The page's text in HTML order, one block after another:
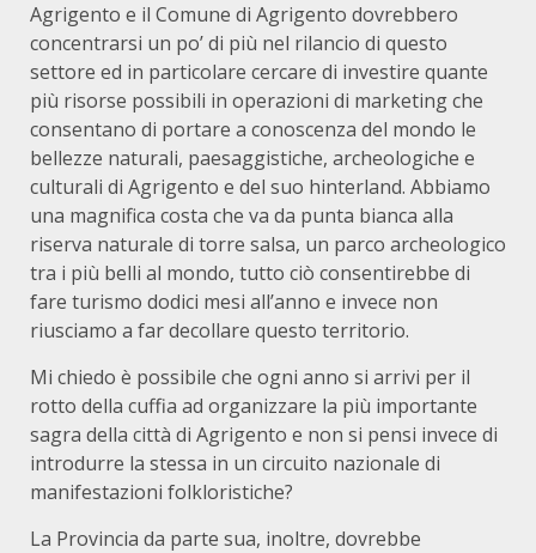
Agrigento e il Comune di Agrigento dovrebbero
concentrarsi un po’ di più nel rilancio di questo
settore ed in particolare cercare di investire quante
più risorse possibili in operazioni di marketing che
consentano di portare a conoscenza del mondo le
bellezze naturali, paesaggistiche, archeologiche e
culturali di Agrigento e del suo hinterland. Abbiamo
una magnifica costa che va da punta bianca alla
riserva naturale di torre salsa, un parco archeologico
tra i più belli al mondo, tutto ciò consentirebbe di
fare turismo dodici mesi all’anno e invece non
riusciamo a far decollare questo territorio.
Mi chiedo è possibile che ogni anno si arrivi per il
rotto della cuffia ad organizzare la più importante
sagra della città di Agrigento e non si pensi invece di
introdurre la stessa in un circuito nazionale di
manifestazioni folkloristiche?
La Provincia da parte sua, inoltre, dovrebbe